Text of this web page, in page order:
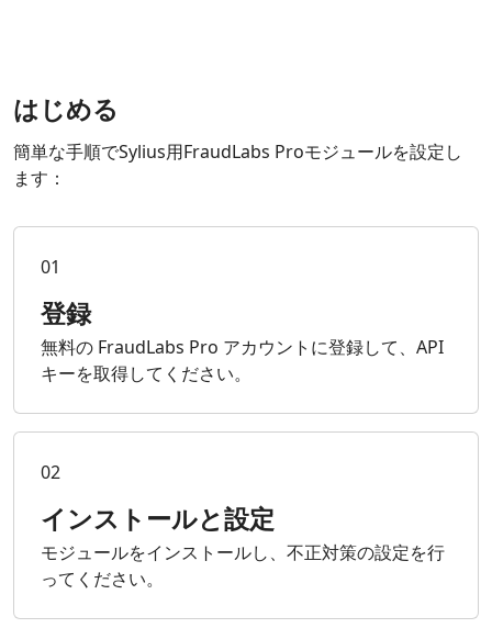
はじめる
簡単な手順でSylius用FraudLabs Proモジュールを設定し
ます：
01
登録
無料の FraudLabs Pro アカウントに登録して、API
キーを取得してください。
02
インストールと設定
モジュールをインストールし、不正対策の設定を行
ってください。